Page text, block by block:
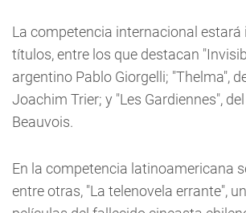
La competencia internacional
títulos, entre los que destacan
argentino Pablo Giorgelli; "Thelma",
Joachim Trier; y "Les Gardiennes",
Beauvois.
En la competencia latinoamericana
entre otras, "La telenovela errante",